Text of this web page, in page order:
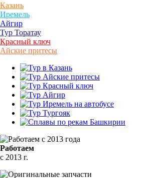
Казань
Иремель
Айгир
Тур Торатау
Красный ключ
Айские притесы
Работаем
с 2013 г.